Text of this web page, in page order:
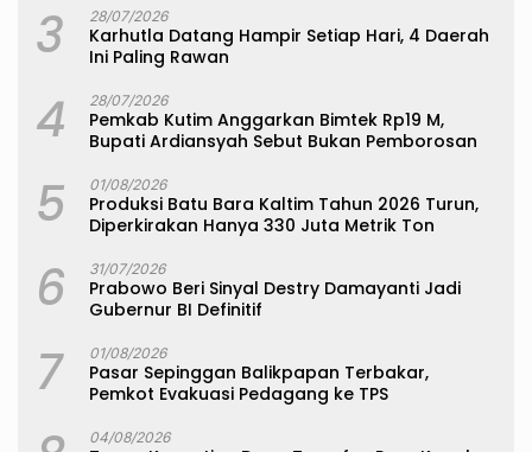
3 28/07/2026
Karhutla Datang Hampir Setiap Hari, 4 Daerah
Ini Paling Rawan
4 28/07/2026
Pemkab Kutim Anggarkan Bimtek Rp19 M,
Bupati Ardiansyah Sebut Bukan Pemborosan
5 01/08/2026
Produksi Batu Bara Kaltim Tahun 2026 Turun,
Diperkirakan Hanya 330 Juta Metrik Ton
6 31/07/2026
Prabowo Beri Sinyal Destry Damayanti Jadi
Gubernur BI Definitif
7 01/08/2026
Pasar Sepinggan Balikpapan Terbakar,
Pemkot Evakuasi Pedagang ke TPS
04/08/2026